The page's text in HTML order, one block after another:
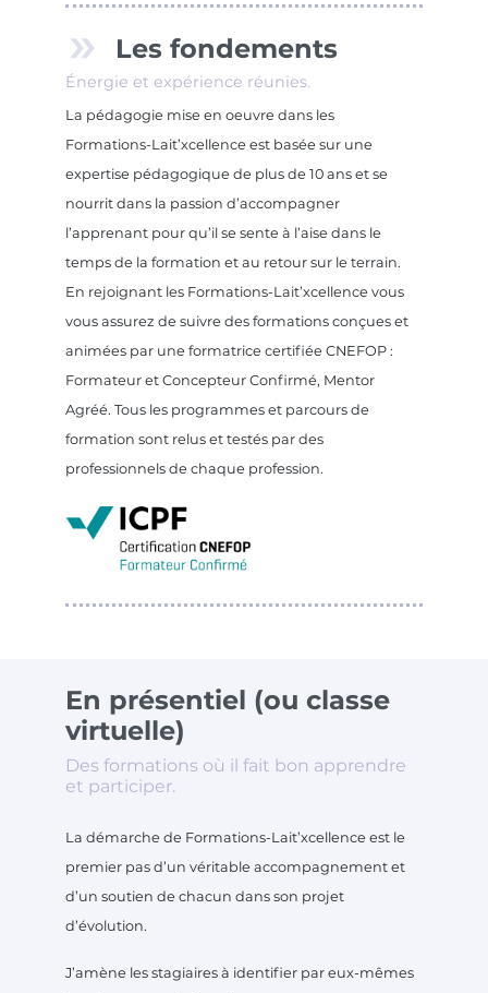
Les fondements
Énergie et expérience réunies.
La pédagogie mise en oeuvre dans les
Formations-Lait’xcellence est basée sur une
expertise pédagogique de plus de 10 ans et se
nourrit dans la passion d’accompagner
l’apprenant pour qu’il se sente à l’aise dans le
temps de la formation et au retour sur le terrain.
En rejoignant les Formations-Lait’xcellence vous
vous assurez de suivre des formations conçues et
animées par une formatrice certifiée CNEFOP :
Formateur et Concepteur Confirmé, Mentor
Agréé. Tous les programmes et parcours de
formation sont relus et testés par des
professionnels de chaque profession.
En présentiel (ou classe
virtuelle)
Des formations où il fait bon apprendre
et participer.
La démarche de Formations-Lait’xcellence est le
premier pas d’un véritable accompagnement et
d’un soutien de chacun dans son projet
d’évolution.
J’amène les stagiaires à identifier par eux-mêmes